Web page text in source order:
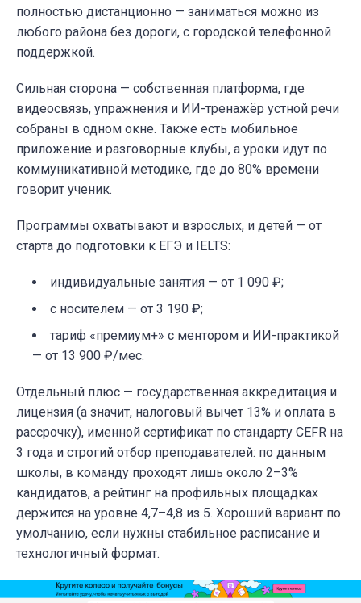
полностью дистанционно — заниматься можно из
любого района без дороги, с городской телефонной
поддержкой.
Сильная сторона — собственная платформа, где
видеосвязь, упражнения и ИИ-тренажёр устной речи
собраны в одном окне. Также есть мобильное
приложение и разговорные клубы, а уроки идут по
коммуникативной методике, где до 80% времени
говорит ученик.
Программы охватывают и взрослых, и детей — от
старта до подготовки к ЕГЭ и IELTS:
индивидуальные занятия — от 1 090 ₽;
с носителем — от 3 190 ₽;
тариф «премиум+» с ментором и ИИ-практикой
— от 13 900 ₽/мес.
Отдельный плюс — государственная аккредитация и
лицензия (а значит, налоговый вычет 13% и оплата в
рассрочку), именной сертификат по стандарту CEFR на
3 года и строгий отбор преподавателей: по данным
школы, в команду проходят лишь около 2–3%
кандидатов, а рейтинг на профильных площадках
держится на уровне 4,7–4,8 из 5. Хороший вариант по
умолчанию, если нужны стабильное расписание и
технологичный формат.